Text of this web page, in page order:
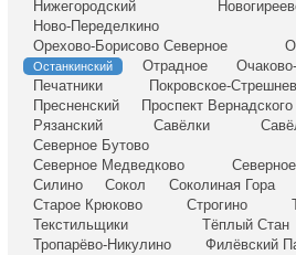
Нижегородский
Ново-Переделкино
Орехово-Борисово Северное
Останкинский Отрадное
Печатники
Покровское-
Пресненский
Проспект Вернадского
Рязанский
Савёлки
Северное Бутово
Северное Медведково
Силино
Сокол Соколиная Гора
Старое Крюково
Строгино
Текстильщики
Тёплый Стан
Тропарёво-Никулино
Филёвский